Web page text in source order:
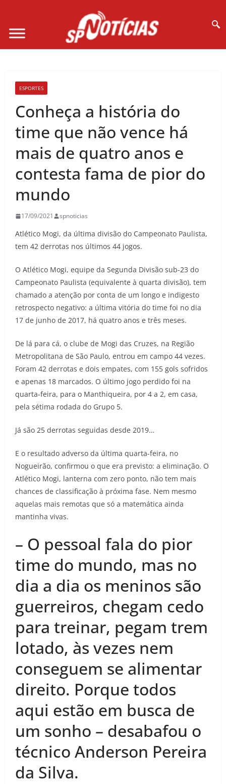
ESPORTES
Conheça a história do
time que não vence há
mais de quatro anos e
contesta fama de pior do
mundo
17/09/2021 spnoticias
Atlético Mogi, da última divisão do Campeonato Paulista,
tem 42 derrotas nos últimos 44 jogos.
O Atlético Mogi, equipe da Segunda Divisão sub-23 do
Campeonato Paulista (equivalente à quarta divisão), tem
chamado a atenção por conta de um longo e indigesto
retrospecto negativo: a última vitória do time foi no dia
17 de junho de 2017, há quatro anos e três meses.
De lá para cá, o clube de Mogi das Cruzes, na Região
Metropolitana de São Paulo, entrou em campo 44 vezes.
Foram 42 derrotas e dois empates, com 155 gols sofridos
e apenas 18 marcados. O último jogo perdido foi na
quarta-feira, para o Manthiqueira, por 4 a 2, em casa,
pela sétima rodada do Grupo 5.
Já são 25 derrotas seguidas desde 2019…
E o resultado adverso da última quarta-feira, no
Nogueirão, confirmou o que era previsto: a eliminação. O
Atlético Mogi, lanterna com zero ponto, não tem mais
chances de classificação à próxima fase. Nem mesmo
aquelas mais remotas que só a matemática ainda
mantinha vivas.
– O pessoal fala do pior
time do mundo, mas no
dia a dia os meninos são
guerreiros, chegam cedo
para treinar, pegam trem
lotado, às vezes nem
conseguem se alimentar
direito. Porque todos
aqui estão em busca de
um sonho – desabafou o
técnico Anderson Pereira
da Silva.